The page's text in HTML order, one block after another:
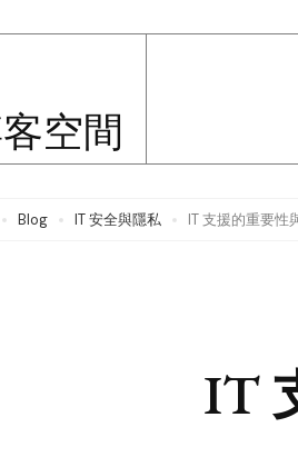
空間
Blog IT 安全與隱私 IT 支援的重要性
IT